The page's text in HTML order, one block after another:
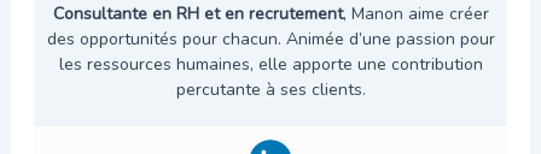
Consultante en RH et en recrutement, Manon aime créer
des opportunités pour chacun. Animée d’une passion pour
les ressources humaines, elle apporte une contribution
percutante à ses clients.